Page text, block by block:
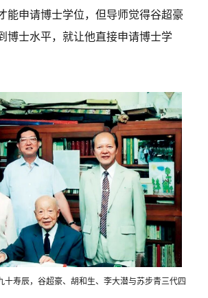
能申请博士学位，但导师觉得谷超豪
博士水平，就让他直接申请博士学
十寿辰，谷超豪、胡和生、李大潜与苏步青三代四